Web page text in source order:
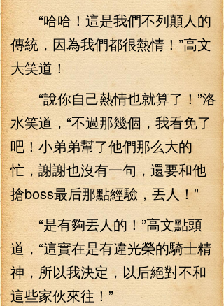
“哈哈！這是我們不列顛人的
傳統，因為我們都很熱情！”高文
大笑道！
“說你自己熱情也就算了！”洛
水笑道，“不過那幾個，我看免了
吧！小弟弟幫了他們那么大的
忙，謝謝也沒有一句，還要和他
搶boss最后那點經驗，丟人！”
“是有夠丟人的！”高文點頭
道，“這實在是有違光榮的騎士精
神，所以我決定，以后絕對不和
這些家伙來往！”